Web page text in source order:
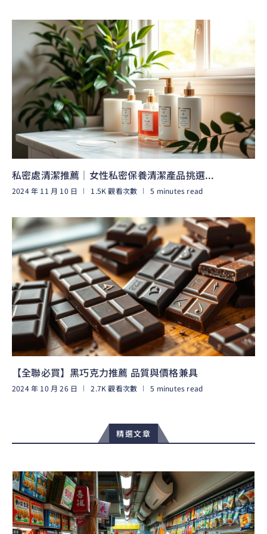
私密處清潔推薦｜女性私密保養清潔產品挑選...
2024 年 11 月 10 日 1.5K 觀看次數
5 minutes read
【全聯必買】黑巧克力推薦 品質與價格兼具
2024 年 10 月 26 日 2.7K 觀看次數
5 minutes read
精選文章